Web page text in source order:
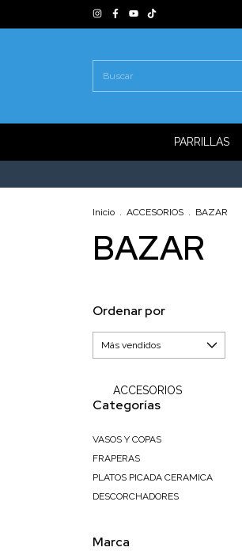
PARRILLAS
Inicio ACCESORIOS BAZAR
BAZAR
Ordenar por
ACCESORIOS
Categorías
VASOS Y COPAS
FRAPERAS
PLATOS PICADA CERAMICA
DESCORCHADORES
Marca